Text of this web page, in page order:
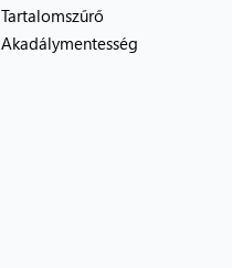
Tartalomszűrő
Akadálymentesség